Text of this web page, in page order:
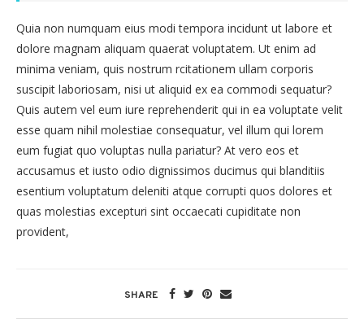
Quia non numquam eius modi tempora incidunt ut labore et
dolore magnam aliquam quaerat voluptatem. Ut enim ad
minima veniam, quis nostrum rcitationem ullam corporis
suscipit laboriosam, nisi ut aliquid ex ea commodi sequatur?
Quis autem vel eum iure reprehenderit qui in ea voluptate velit
esse quam nihil molestiae consequatur, vel illum qui lorem
eum fugiat quo voluptas nulla pariatur? At vero eos et
accusamus et iusto odio dignissimos ducimus qui blanditiis
esentium voluptatum deleniti atque corrupti quos dolores et
quas molestias excepturi sint occaecati cupiditate non
provident,
SHARE